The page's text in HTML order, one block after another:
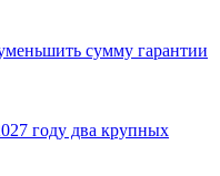
сумму гарантии
году два крупных